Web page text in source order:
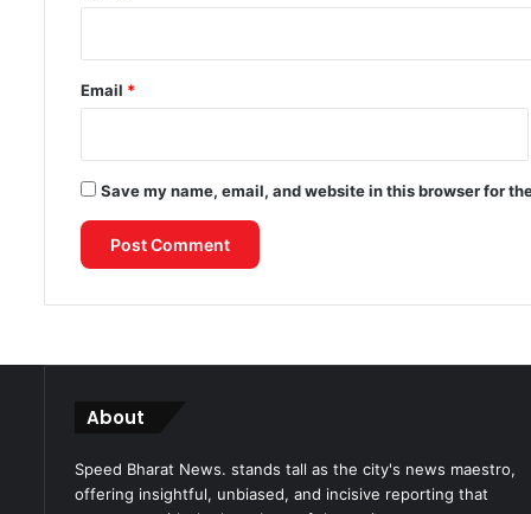
Email *
Save my name, email, and website in this browser for
About
Speed Bharat News. stands tall as the city's news maestro,
offering insightful, unbiased, and incisive reporting that